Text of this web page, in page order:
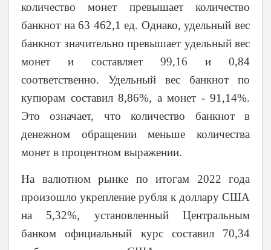
количество монет превышает количество
банкнот на 63 462,1 ед. Однако, удельный вес
банкнот значительно превышает удельный вес
монет и составляет 99,16 и 0,84
соответственно. Удельный вес банкнот по
купюрам составил 8,86%, а монет - 91,14%.
Это означает, что количество банкнот в
денежном обращении меньше количества
монет в процентном выражении.
На валютном рынке по итогам 2022 года
произошло укрепление рубля к доллару США
на 5,32%, установленный Центральным
банком официальный курс составил 70,34